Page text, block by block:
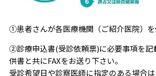
①患者さんが各医療機関（ご紹介医院）を
②診療申込書(受診依頼票)に必要事項を記
供書と共にFAXをお送り下さい。
受診希望日や診察医師に指定のある場合